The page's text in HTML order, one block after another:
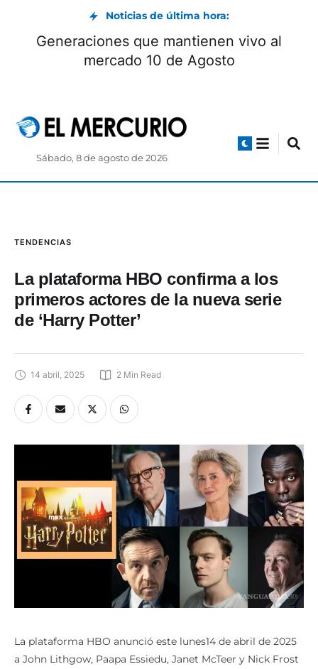
Noticias de última hora:
Generaciones que mantienen vivo al
mercado 10 de Agosto
Sábado, 8 de agosto de 2026
TENDENCIAS
La plataforma HBO confirma a los
primeros actores de la nueva serie
de ‘Harry Potter’
14 abril, 2025 2 Min Read
La plataforma HBO anunció este lunes14 de abril de 2025
a John Lithgow, Paapa Essiedu, Janet McTeer y Nick Frost